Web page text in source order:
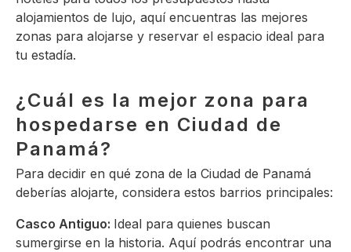
alojamientos de lujo, aquí encuentras las mejores
zonas para alojarse y reservar el espacio ideal para
tu estadía.
¿Cuál es la mejor zona para
hospedarse en Ciudad de
Panamá?
Para decidir en qué zona de la Ciudad de Panamá
deberías alojarte, considera estos barrios principales:
Casco Antiguo: Ideal para quienes buscan
sumergirse en la historia. Aquí podrás encontrar una